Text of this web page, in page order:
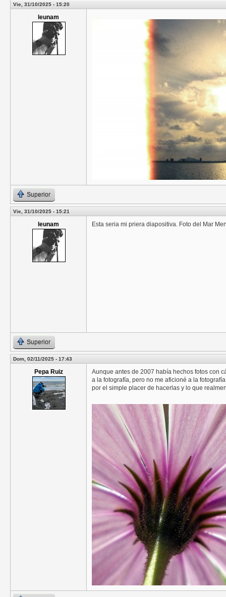
Vie, 31/10/2025 - 15:20
leunam
Superior
Vie, 31/10/2025 - 15:21
leunam Esta seria mi priera diapositiva. Foto del Mar
Superior
Dom, 02/11/2025 - 17:43
Pepa Ruiz
Aunque antes de 2007 había hechos fotos con
a la fotografía, pero no me aficioné a la
por el simple placer de hacerlas y lo que